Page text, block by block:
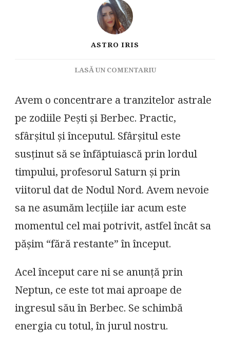
ASTRO IRIS
LASĂ UN COMENTARIULA
IMPORTANTE
Avem o concentrare a tranzitelor astrale
pe zodiile Pești și Berbec. Practic,
sfârșitul și începutul. Sfârșitul este
susținut să se înfăptuiască prin lordul
timpului, profesorul Saturn și prin
viitorul dat de Nodul Nord. Avem nevoie
sa ne asumăm lecțiile iar acum este
momentul cel mai potrivit, astfel încât sa
pășim “fără restante” în început.
Acel început care ni se anunță prin
Neptun, ce este tot mai aproape de
ingresul său în Berbec. Se schimbă
energia cu totul, în jurul nostru.